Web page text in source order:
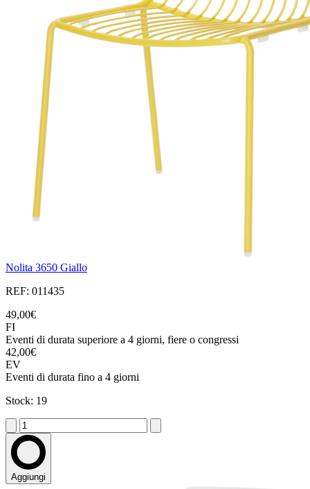
Nolita 3650 Giallo
REF: 011435
49,00€
FI
Eventi di durata superiore a 4 giorni, fiere o congressi
42,00€
EV
Eventi di durata fino a 4 giorni
Stock: 19
Aggiungi